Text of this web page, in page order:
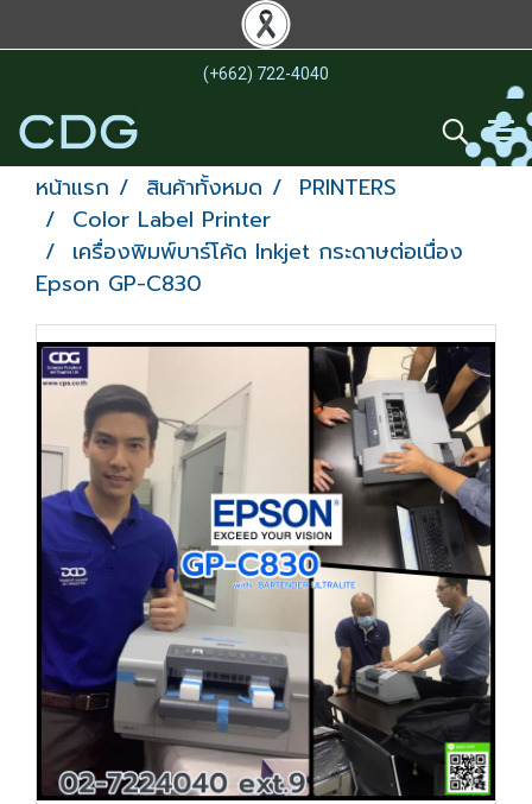
(+662) 722-4040
หน้าแรก สินค้าทั้งหมด
PRINTERS
Color Label Printer
เครื่องพิมพ์บาร์โค้ด Inkjet กระดาษต่อเนื่อง
Epson GP-C830